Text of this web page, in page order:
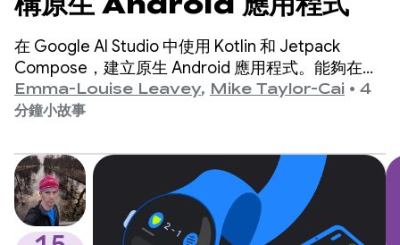
在 Google AI Studio 中使用 Kotlin 和 Jetpack
Compose，建立原生 Android 應用程式。能夠在內
嵌的 Android 模擬器中預覽應用程式，並部署至實際
連線的裝置。Google Play 開發人員可以在 Play 管理
Emma-Louise Leavey, Mike Taylor-Cai • 4
分鐘小故事